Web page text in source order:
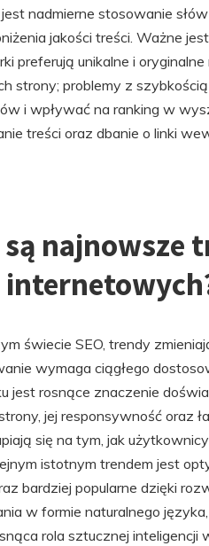
nadmierne stosowanie
jakości treści. Ważne
preferują unikalne i
strony; problemy z
i wpływać na ranking w
treści oraz dbanie o linki
najnowsze
świecie SEO, trendy
wymaga ciągłego
jest rosnące znaczenie
jej responsywność oraz
się na tym, jak
istotnym trendem jest
bardziej popularne dzięki
w formie naturalnego
rola sztucznej